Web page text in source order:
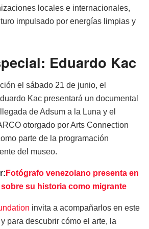
locales e internacionales,
impulsado por energías limpias y
Eduardo Kac
el sábado 21 de junio, el
Kac presentará un documental
de Adsum a la Luna y el
otorgado por Arts Connection
parte de la programación
del museo.
Fotógrafo venezolano presenta en
sobre su historia como migrante
invita a acompañarlos en este
para descubrir cómo el arte, la